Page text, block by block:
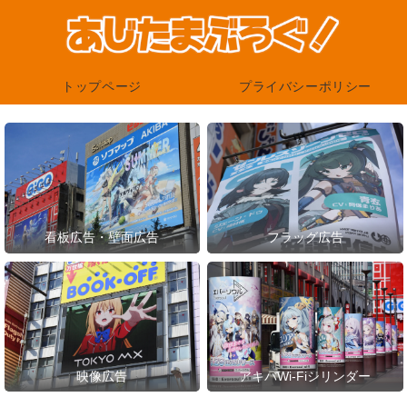
トップページ プライバシーポリシー
看板広告・壁面広告 フラッグ広告
映像広告 アキバWi-Fiシリンダー